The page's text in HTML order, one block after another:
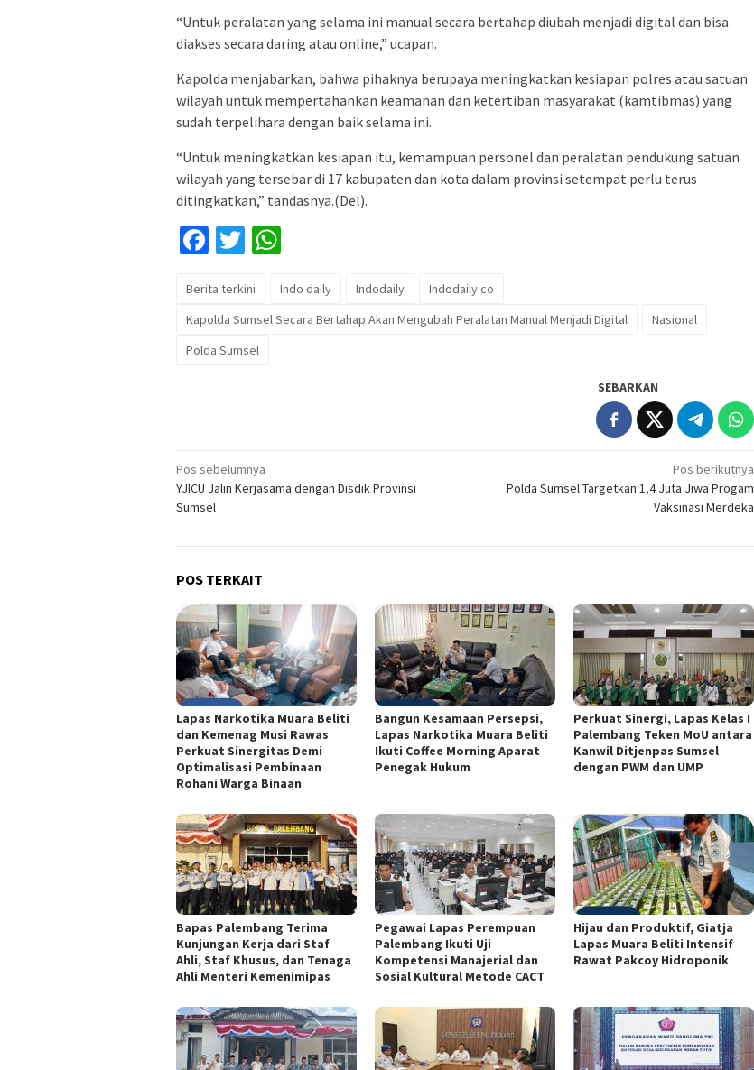
“Untuk peralatan yang selama ini manual secara bertahap diubah menjadi digital dan bisa
diakses secara daring atau online,” ucapan.
Kapolda menjabarkan, bahwa pihaknya berupaya meningkatkan kesiapan polres atau satuan
wilayah untuk mempertahankan keamanan dan ketertiban masyarakat (kamtibmas) yang
sudah terpelihara dengan baik selama ini.
“Untuk meningkatkan kesiapan itu, kemampuan personel dan peralatan pendukung satuan
wilayah yang tersebar di 17 kabupaten dan kota dalam provinsi setempat perlu terus
ditingkatkan,” tandasnya.(Del).
Facebook
Twitter
Berita terkini Indo daily Indodaily
Indodaily.co
Kapolda Sumsel Secara Bertahap Akan Mengubah Peralatan Manual Menjadi Digital
Nasional
Polda Sumsel
SEBARKAN
Navigasi
pos
Pos sebelumnya
YJICU Jalin Kerjasama dengan Disdik Provinsi
Sumsel
Pos berikutnya
Polda Sumsel Targetkan 1,4 Juta Jiwa Progam
Vaksinasi Merdeka
POS TERKAIT
Lapas Narkotika Muara Beliti
dan Kemenag Musi Rawas
Perkuat Sinergitas Demi
Optimalisasi Pembinaan
Rohani Warga Binaan
Bangun Kesamaan Persepsi,
Lapas Narkotika Muara Beliti
Ikuti Coffee Morning Aparat
Penegak Hukum
Perkuat Sinergi, Lapas Kelas I
Palembang Teken MoU antara
Kanwil Ditjenpas Sumsel
dengan PWM dan UMP
Bapas Palembang Terima
Kunjungan Kerja dari Staf
Ahli, Staf Khusus, dan Tenaga
Ahli Menteri Kemenimipas
Pegawai Lapas Perempuan
Palembang Ikuti Uji
Kompetensi Manajerial dan
Sosial Kultural Metode CACT
Hijau dan Produktif, Giatja
Lapas Muara Beliti Intensif
Rawat Pakcoy Hidroponik